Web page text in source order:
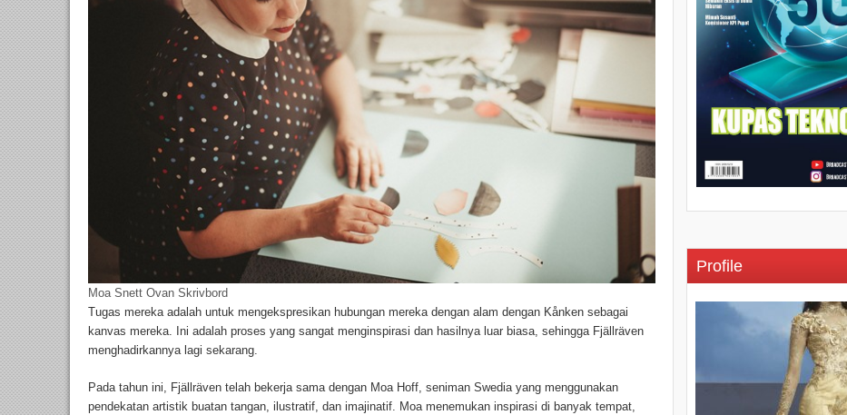
Moa Snett Ovan Skrivbord
Tugas mereka adalah untuk mengekspresikan hubungan mereka dengan alam dengan Kånken sebagai
kanvas mereka. Ini adalah proses yang sangat menginspirasi dan hasilnya luar biasa, sehingga Fjällräven
menghadirkannya lagi sekarang.
Pada tahun ini, Fjällräven telah bekerja sama dengan Moa Hoff, seniman Swedia yang menggunakan
pendekatan artistik buatan tangan, ilustratif, dan imajinatif. Moa menemukan inspirasi di banyak tempat,
Profile